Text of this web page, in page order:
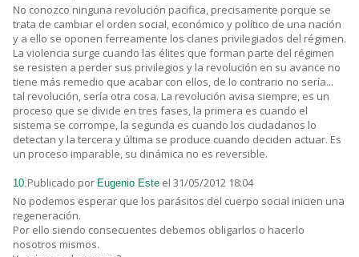
No conozco ninguna revolución pacifica, precisamente porque se
trata de cambiar el orden social, económico y político de una nación
y a ello se oponen ferreamente los clanes privilegiados del régimen.
La violencia surge cuando las élites que forman parte del régimen
se resisten a perder sus privilegios y la revolución en su avance no
tiene más remedio que acabar con ellos, de lo contrario no sería...
tal revolución, sería otra cosa. La revolución avisa siempre, es un
proceso que se divide en tres fases, la primera es cuando el
sistema se corrompe, la segunda es cuando los ciudadanos lo
detectan y la tercera y última se produce cuando deciden actuar. Es
un proceso imparable, su dinámica no es reversible.
10.Publicado por Eugenio Este el 31/05/2012 18:04
No podemos esperar que los parásitos del cuerpo social inicien una
regeneración.
Por ello siendo consecuentes debemos obligarlos o hacerlo
nosotros mismos.